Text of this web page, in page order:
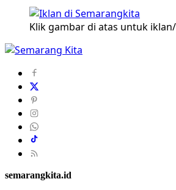
Klik gambar di atas untuk
semarangkita.id